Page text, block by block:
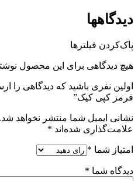
دیدگاهها
پاک‌کردن فیلترها
هیچ دیدگاهی برای این محصول
اولین نفری باشید که دیدگاهی را
قرمز کپی کیک”
نشانی ایمیل شما منتشر نخواهد شد.
علامت‌گذاری شده‌اند *
امتیاز شما *
دیدگاه شما *